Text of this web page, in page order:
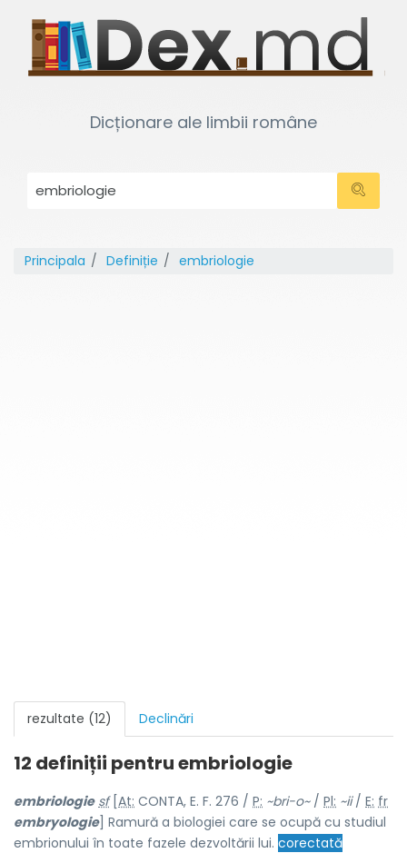
Dicționare ale limbii române
Principala Definiție embriologie
rezultate (12) Declinări
12 definiții pentruembriologie
embriologie sf[ At: CONTA, E. F. 276 / P: ~bri-o~/ Pl: ~ii/ E: fr
embryologie] Ramură a biologiei care se ocupă cu studiul
embrionului în toate fazele dezvoltării lui. corectată